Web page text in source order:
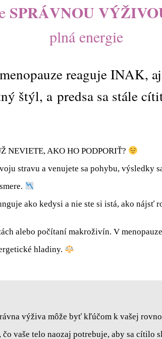
SPRÁVNOU
plná energie
reaguje INAK,
štýl, a predsa sa stále
NEVIETE, AKO HO PODPORIŤ?
stravu a venujete sa pohybu, výsledky
ako kedysi a nie ste si istá, ako nájsť
alebo počítaní makroživín. V
hladiny.
výživa môže byť kľúčom k vašej
vaše telo naozaj potrebuje, aby sa cítilo